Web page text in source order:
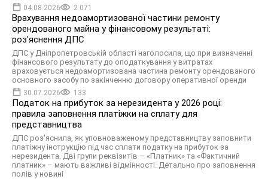
04.08.2026 2 071
Врахування недоамортизованої частини ремонту
орендованого майна у фінансовому результаті:
роз'яснення ДПС
ДПС у Дніпропетровській області наголосила, що при визначенні
фінансового результату до оподаткування у витратах
враховується недоамортизована частина ремонту орендованого
основного засобу по закінченню договору оперативної оренди
30.07.2026 133
Податок на прибуток за нерезидента у 2026 році:
правила заповнення платіжки на сплату для
представництва
ДПС роз'яснила, як уповноваженому представництву заповнити
платіжну інструкцію під час сплати податку на прибуток за
нерезидента. Дві групи реквізитів – «Платник» та «Фактичний
платник» – мають важливі відмінності. Детально про заповнення
полів у новині